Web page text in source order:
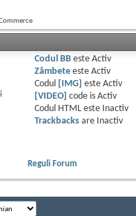
Codul BBeste Activ
Zâmbeteeste Activ
Codul
[IMG] este Activ
[VIDEO]
code is Activ
Codul HTML este
Inactiv
Trackbacksare
Inactiv
Reguli Forum